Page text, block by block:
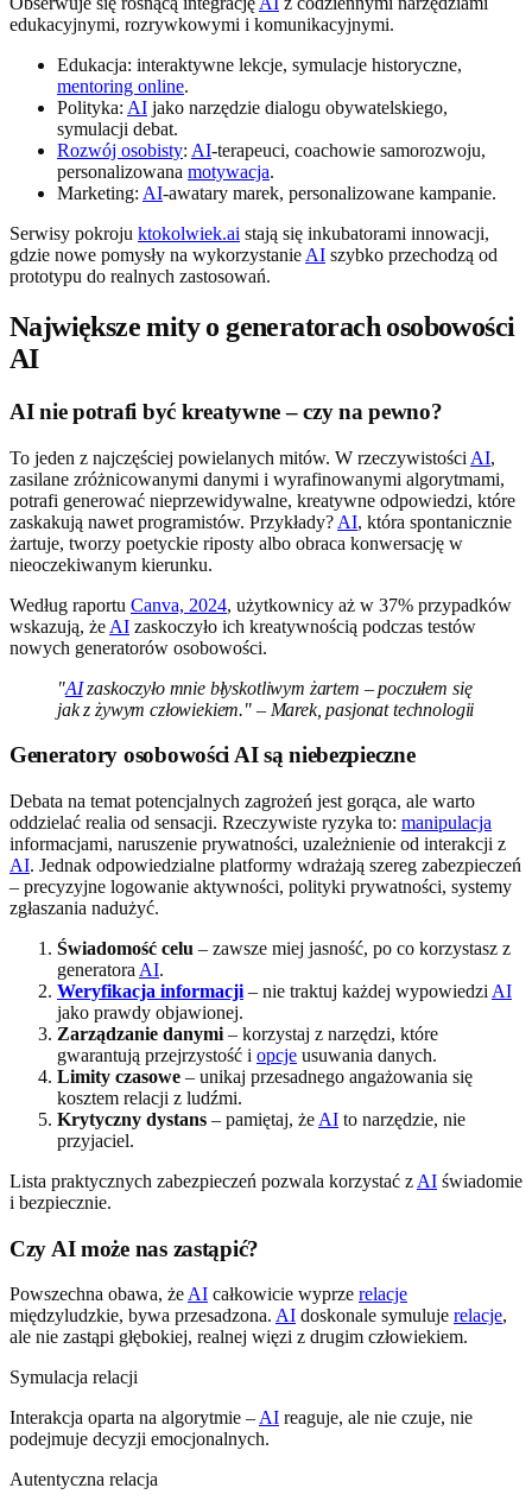
edukacyjnymi, rozrywkowymi i komunikacyjnymi.
Edukacja: interaktywne lekcje, symulacje historyczne,
mentoring online.
Polityka: AI jako narzędzie dialogu obywatelskiego,
symulacji debat.
Rozwój osobisty: AI-terapeuci, coachowie samorozwoju,
personalizowana motywacja.
Marketing: AI-awatary marek, personalizowane kampanie.
Serwisy pokroju ktokolwiek.ai stają się inkubatorami innowacji,
gdzie nowe pomysły na wykorzystanie AI szybko przechodzą od
prototypu do realnych zastosowań.
Największe mity o generatorach osobowości
AI
AI nie potrafi być kreatywne – czy na pewno?
To jeden z najczęściej powielanych mitów. W rzeczywistości AI,
zasilane zróżnicowanymi danymi i wyrafinowanymi algorytmami,
potrafi generować nieprzewidywalne, kreatywne odpowiedzi, które
zaskakują nawet programistów. Przykłady? AI, która spontanicznie
żartuje, tworzy poetyckie riposty albo obraca konwersację w
nieoczekiwanym kierunku.
Według raportu Canva, 2024, użytkownicy aż w 37% przypadków
wskazują, że AI zaskoczyło ich kreatywnością podczas testów
nowych generatorów osobowości.
"AIzaskoczyło mnie błyskotliwym żartem – poczułem się
jak z żywym człowiekiem." – Marek, pasjonat technologii
Generatory osobowości AI są niebezpieczne
Debata na temat potencjalnych zagrożeń jest gorąca, ale warto
oddzielać realia od sensacji. Rzeczywiste ryzyka to: manipulacja
informacjami, naruszenie prywatności, uzależnienie od interakcji z
AI. Jednak odpowiedzialne platformy wdrażają szereg zabezpieczeń
– precyzyjne logowanie aktywności, polityki prywatności, systemy
zgłaszania nadużyć.
Świadomość celu – zawsze miej jasność, po co korzystasz z
generatora AI.
Weryfikacja informacji – nie traktuj każdej wypowiedzi AI
jako prawdy objawionej.
Zarządzanie danymi – korzystaj z narzędzi, które
gwarantują przejrzystość i opcje usuwania danych.
Limity czasowe – unikaj przesadnego angażowania się
kosztem relacji z ludźmi.
Krytyczny dystans – pamiętaj, że AI to narzędzie, nie
przyjaciel.
Lista praktycznych zabezpieczeń pozwala korzystać z AI świadomie
i bezpiecznie.
Czy AI może nas zastąpić?
Powszechna obawa, żeAI całkowicie wyprze relacje
międzyludzkie, bywa przesadzona. AI doskonale symuluje relacje,
ale nie zastąpi głębokiej, realnej więzi z drugim człowiekiem.
Symulacja relacji
Interakcja oparta na algorytmie –AI reaguje, ale nie czuje, nie
podejmuje decyzji emocjonalnych.
Autentyczna relacja